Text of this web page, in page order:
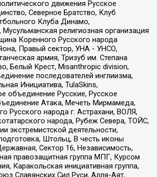
движения Русское
Северное Братство, Клуб
Клуба Динамо,
религиозная организация
Коренного Русского народа
Правый сектор, УНА - УНСО,
армия, Тризуб им. Степана
Белый Крест, Misanthropic division,
последователей инглиизма,
Инициатива, TulaSkins,
объединение Русские, Русское
Атака, Мечеть Мирмамеда,
Русского народа г. Астрахани, ВОЛЯ,
народа, Рубеж Севера, ТОЙС,
экстремистской деятельности,
Штольц, В честь иконы
Сектор 16, Независимость,
правозащитная группа МПГ, Курсом
Каракольская инициативная группа,
Славянских Сил Руси, Алля-Аят,